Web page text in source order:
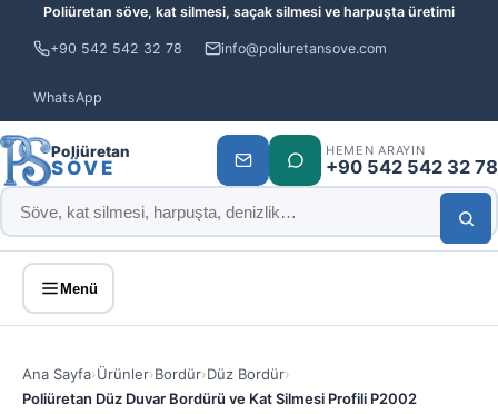
Poliüretan söve, kat silmesi, saçak silmesi ve harpuşta üretimi
+90 542 542 32 78 info@poliuretansove.com
WhatsApp
Poliüretan
SÖVE
HEMEN ARAYIN
+90 542 542 32 78
Menü
Ana Sayfa›Ürünler›Bordür›Düz Bordür›
Poliüretan Düz Duvar Bordürü ve Kat Silmesi Profili P2002